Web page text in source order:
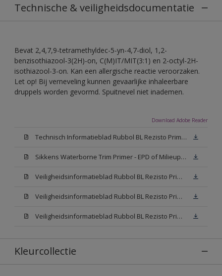
Technische & veiligheidsdocumentatie
Bevat 2,4,7,9-tetramethyldec-5-yn-4,7-diol, 1,2-
benzisothiazool-3(2H)-on, C(M)IT/MIT(3:1) en 2-octyl-2H-
isothiazool-3-on. Kan een allergische reactie veroorzaken.
Let op! Bij verneveling kunnen gevaarlijke inhaleerbare
druppels worden gevormd. Spuitnevel niet inademen.
Download Adobe Reader
Technisch Informatieblad Rubbol BL Rezisto Primer (New Livery) (PDF)
Sikkens Waterborne Trim Primer - EPD of Milieuproductverklaring
Veiligheidsinformatieblad Rubbol BL Rezisto Primer N00 (MSDS)
Veiligheidsinformatieblad Rubbol BL Rezisto Primer White (MSDS)
Veiligheidsinformatieblad Rubbol BL Rezisto Primer W05 (MSDS)
Kleurcollectie